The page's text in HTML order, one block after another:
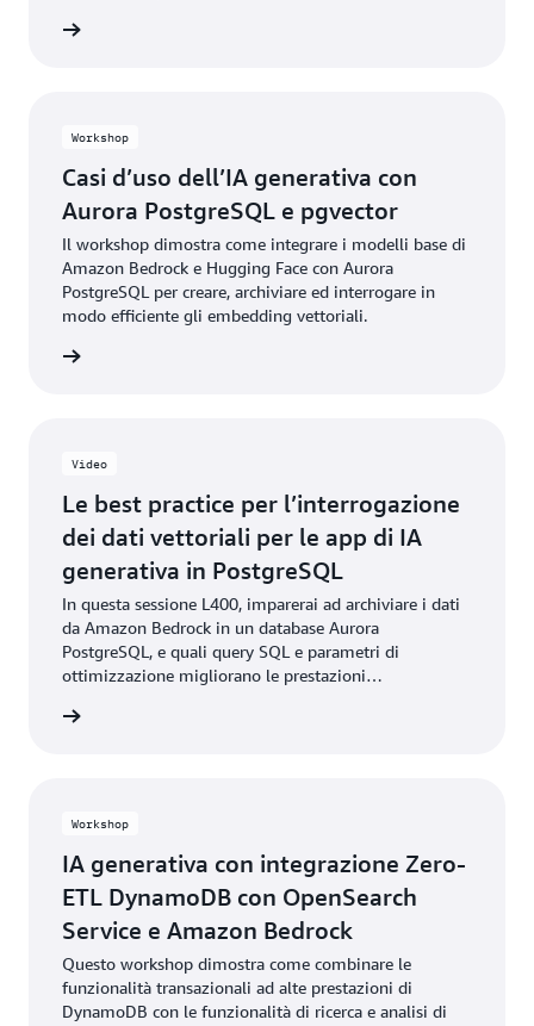
Workshop
Casi d’uso dell’IA generativa con
Aurora PostgreSQL e pgvector
Il workshop dimostra come integrare i modelli base di
Amazon Bedrock e Hugging Face con Aurora
PostgreSQL per creare, archiviare ed interrogare in
modo efficiente gli embedding vettoriali.
Video
Le best practice per l’interrogazione
dei dati vettoriali per le app di IA
generativa in PostgreSQL
In questa sessione L400, imparerai ad archiviare i dati
da Amazon Bedrock in un database Aurora
PostgreSQL, e quali query SQL e parametri di
ottimizzazione migliorano le prestazioni
vettoriali, algoritmi di ricerca nearest neighbor esatti e
Workshop
IA generativa con integrazione Zero-
ETL DynamoDB con OpenSearch
Service e Amazon Bedrock
Questo workshop dimostra come combinare le
funzionalità transazionali ad alte prestazioni di
DynamoDB con le funzionalità di ricerca e analisi di